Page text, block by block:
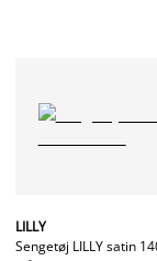
LILLY
Sengetøj LILLY satin